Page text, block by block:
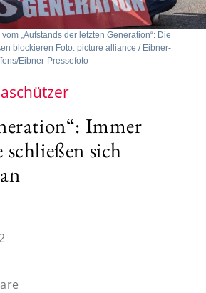
„Aufstands der letzten Generation“: Die
blockieren Foto: picture alliance / Eibner-
Eibner-Pressefoto
Immer
sich